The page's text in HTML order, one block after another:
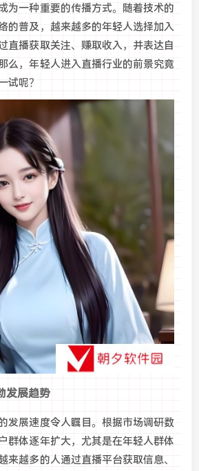
为一种重要的传播方式。随着技术的
的普及，越来越多的年轻人选择加入
直播获取关注、赚取收入，并表达自
么，年轻人进入直播行业的前景究竟
试呢？
发展趋势
发展速度令人瞩目。根据市场调研数
群体逐年扩大，尤其是在年轻人群体
来越多的人通过直播平台获取信息、